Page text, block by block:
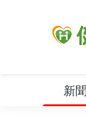
新